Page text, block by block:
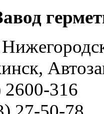
2600-316